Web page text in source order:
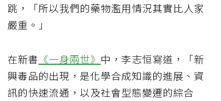
跳，「所以我們的藥物濫用情況其實比人家
嚴重。」
在新書 《一身兩世》 中，李志恒寫道，「新
興毒品的出現，是化學合成知識的進展、資
訊的快速流通，以及社會型態變遷的綜合